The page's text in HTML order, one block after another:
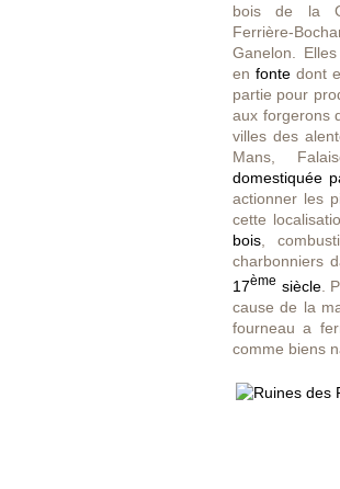
bois de la
Ferrière-
Ganelon.
en fonte dont
partie pour
aux forgerons
villes des
Mans,
domestiquée
actionner les
cette
bois ,
charbonniers
17ème siècle.
cause de la
fourneau a
comme biens